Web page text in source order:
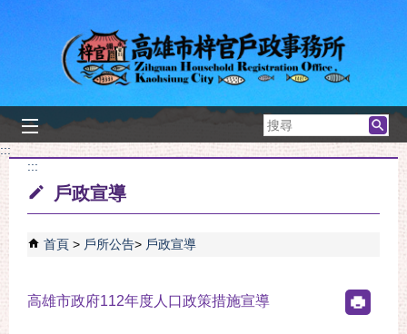
搜
尋
:::
:::
戶政宣導
首頁 戶所公告 戶政宣導
高雄市政府112年度人口政策措施宣導